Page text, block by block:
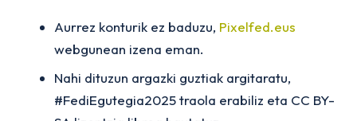
Aurrez konturik ez baduzu, Pixelfed.eus
webgunean izena eman.
Nahi dituzun argazki guztiak argitaratu,
#FediEgutegia2025 traola erabiliz eta CC BY-